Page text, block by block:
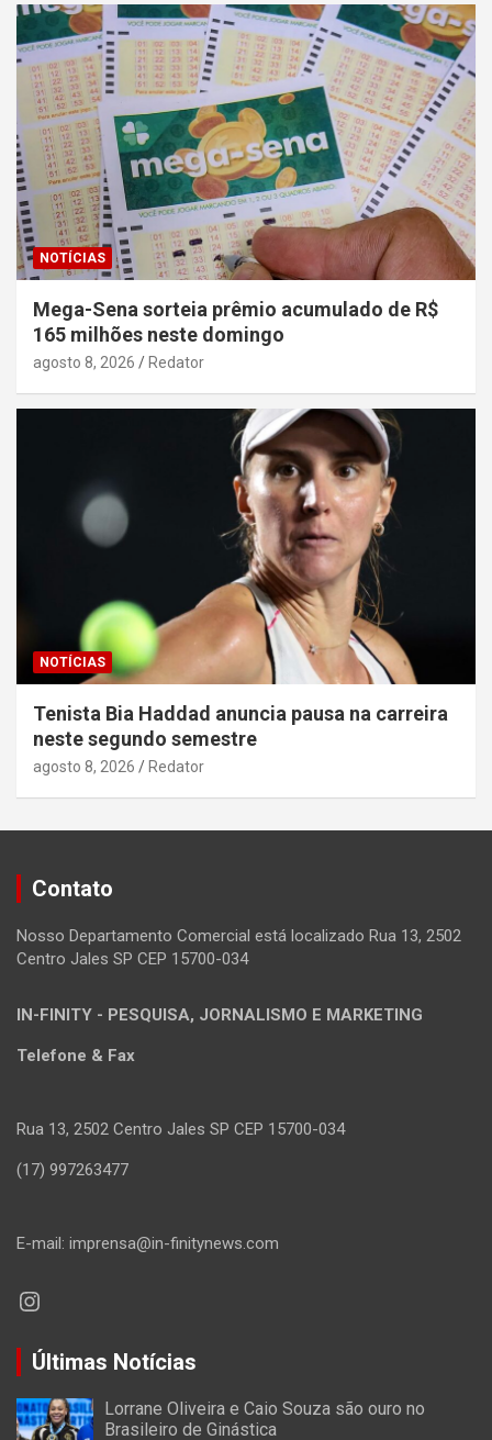
NOTÍCIAS
Mega-Sena sorteia prêmio acumulado de R$
165 milhões neste domingo
agosto 8, 2026 Redator
NOTÍCIAS
Tenista Bia Haddad anuncia pausa na carreira
neste segundo semestre
agosto 8, 2026 Redator
Contato
Nosso Departamento Comercial está localizado Rua 13, 2502
Centro Jales SP CEP 15700-034
IN-FINITY - PESQUISA, JORNALISMO E MARKETING
Telefone & Fax
Rua 13, 2502 Centro Jales SP CEP 15700-034
(17) 997263477
E-mail: imprensa@in-finitynews.com
Instagram
Últimas Notícias
Lorrane Oliveira e Caio Souza são ouro no
Brasileiro de Ginástica